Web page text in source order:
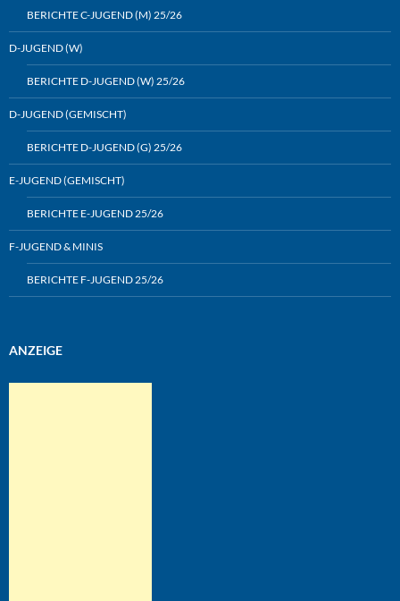
BERICHTE C-JUGEND (M) 25/26
D-JUGEND (W)
BERICHTE D-JUGEND (W) 25/26
D-JUGEND (GEMISCHT)
BERICHTE D-JUGEND (G) 25/26
E-JUGEND (GEMISCHT)
BERICHTE E-JUGEND 25/26
F-JUGEND & MINIS
BERICHTE F-JUGEND 25/26
ANZEIGE